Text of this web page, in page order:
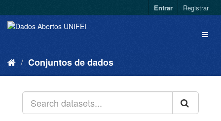
Entrar Registrar
Conjuntos de dados